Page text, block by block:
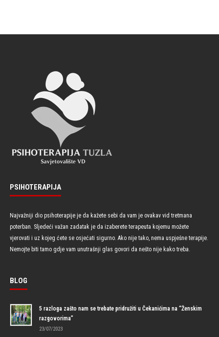
PSIHOTERAPIJA
Najvažniji dio psihoterapije je da kažete sebi da vam je ovakav vid tretmana
poterban. Sljedeći važan zadatak je da izaberete terapeuta kojemu možete
vjerovati i uz kojeg ćete se osjećati sigurno. Ako nije tako, nema uspješne terapije.
Nemojte biti tamo gdje vam unutrašnji glas govori da nešto nije kako treba.
BLOG
5 razloga zašto nam se trebate pridružiti u Čekanićima na “Ženskim
razgovorima”
23/07/2023